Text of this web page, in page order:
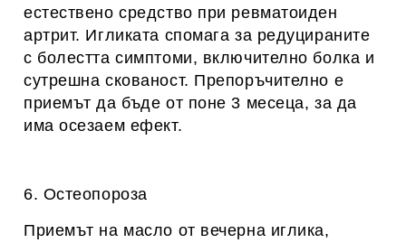
естествено средство при ревматоиден
артрит. Игликата спомага за редуцираните
с болестта симптоми, включително болка и
сутрешна скованост. Препоръчително е
приемът да бъде от поне 3 месеца, за да
има осезаем ефект.
6. Остеопороза
Приемът на масло от вечерна иглика,